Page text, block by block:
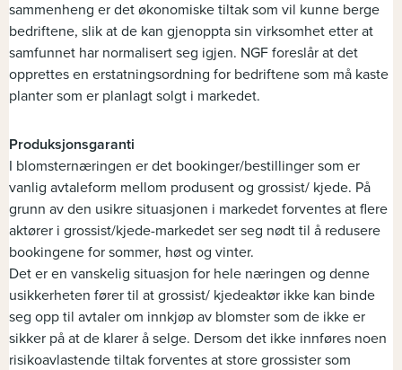
sammenheng er det økonomiske tiltak som vil kunne berge
bedriftene, slik at de kan gjenoppta sin virksomhet etter at
samfunnet har normalisert seg igjen. NGF foreslår at det
opprettes en erstatningsordning for bedriftene som må kaste
planter som er planlagt solgt i markedet.
Produksjonsgaranti
I blomsternæringen er det bookinger/bestillinger som er
vanlig avtaleform mellom produsent og grossist/ kjede. På
grunn av den usikre situasjonen i markedet forventes at flere
aktører i grossist/kjede-markedet ser seg nødt til å redusere
bookingene for sommer, høst og vinter.
Det er en vanskelig situasjon for hele næringen og denne
usikkerheten fører til at grossist/ kjedeaktør ikke kan binde
seg opp til avtaler om innkjøp av blomster som de ikke er
sikker på at de klarer å selge. Dersom det ikke innføres noen
risikoavlastende tiltak forventes at store grossister som